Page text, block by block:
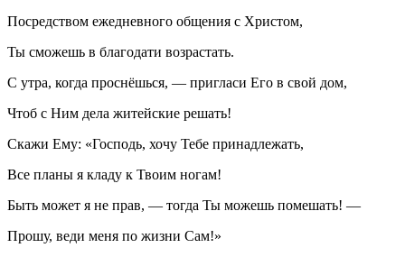
Посредством ежедневного общения с Христом,
Ты сможешь в благодати возрастать.
С утра, когда проснёшься, — пригласи Его в свой дом,
Чтоб с Ним дела житейские решать!
Скажи Ему: «Господь, хочу Тебе принадлежать,
Все планы я кладу к Твоим ногам!
Быть может я не прав, — тогда Ты можешь помешать! —
Прошу, веди меня по жизни Сам!»